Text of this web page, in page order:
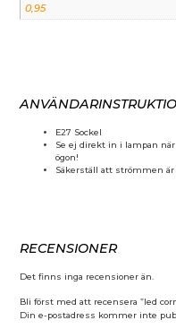
0,95
E27 Sockel
Se ej direkt in i lampan
ögon!
Säkerställ att strömmen är
RECENSIONER
Det finns inga recensioner än.
Bli först med att recensera ”led
Din e-postadress kommer inte